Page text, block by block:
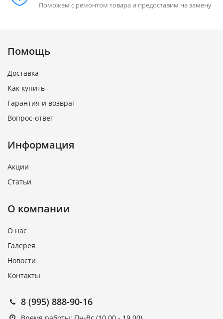
Поможем с ремонтом товара и предоставим на замену
Помощь
Доставка
Как купить
Гарантия и возврат
Вопрос-ответ
Информация
Акции
Статьи
О компании
О нас
Галерея
Новости
Контакты
8 (995) 888-90-16